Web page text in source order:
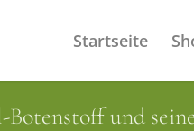
Startseite
und